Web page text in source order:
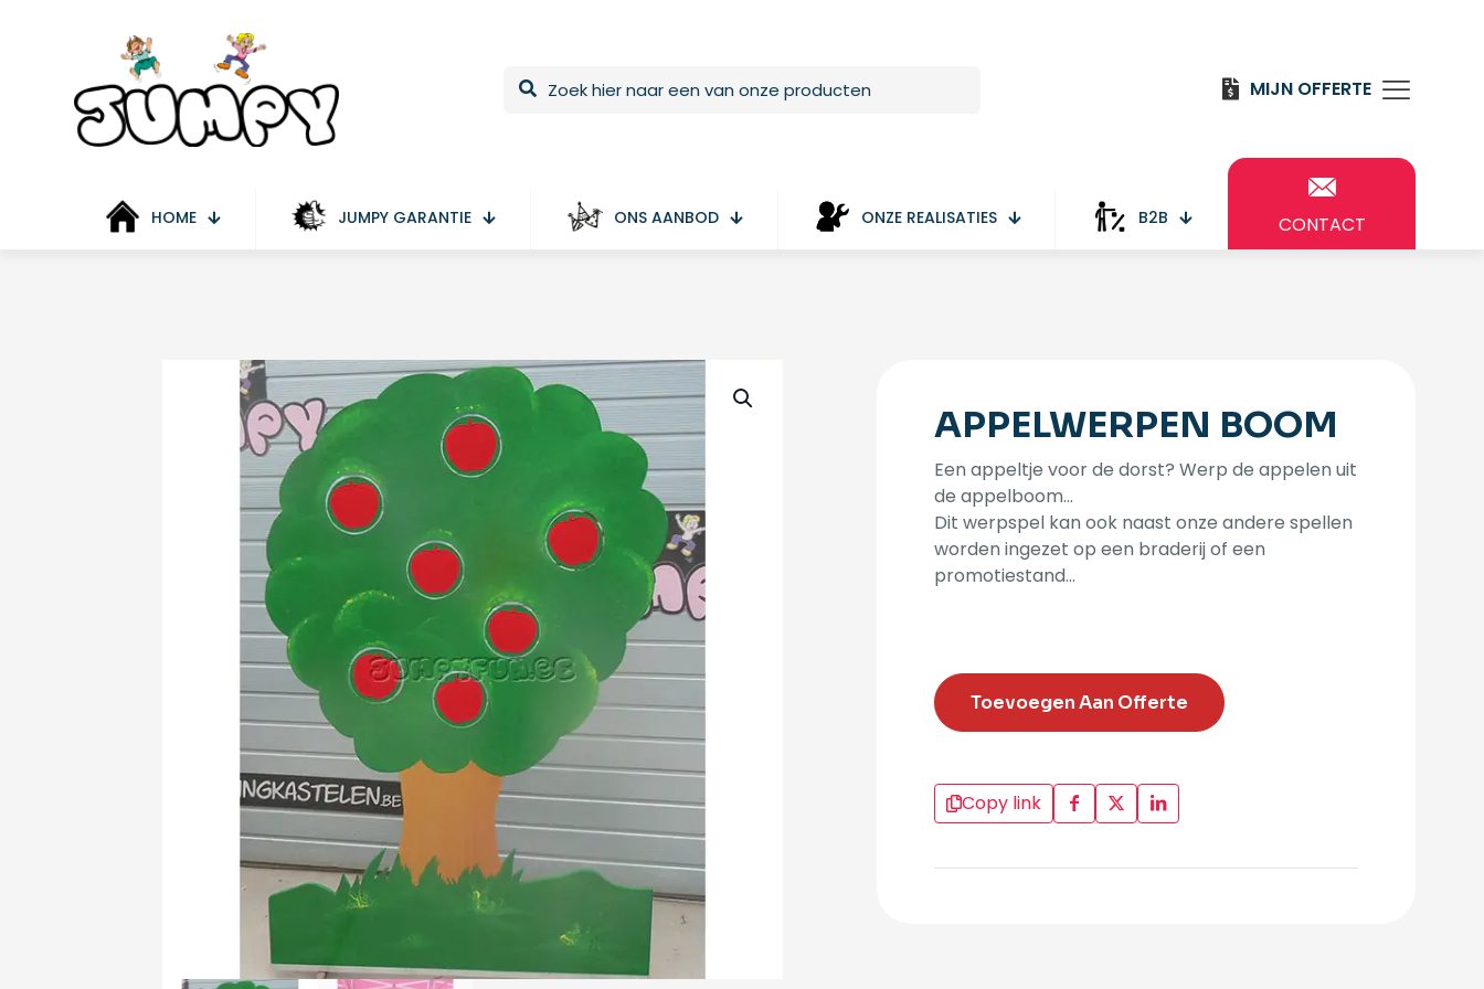
MIJN OFFERTE
HOME JUMPY GARANTIE ONS AANBOD ONZE REALISATIES B2B CONTACT
APPELWERPEN BOOM
Een appeltje voor de dorst? Werp de appelen uit
de appelboom…
Dit werpspel kan ook naast onze andere spellen
worden ingezet op een braderij of een
promotiestand…
Toevoegen Aan Offerte
Copy link